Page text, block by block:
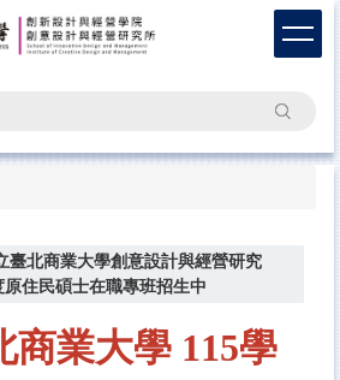
搜尋
臺北商業大學創意設計與經營研究
住民碩士在職專班招生中
商業大學 115學